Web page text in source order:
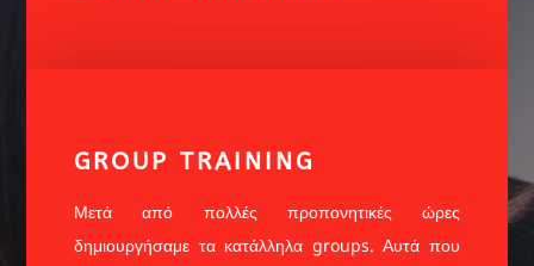
GROUP TRAINING
Μετά από πολλές προπονητικές ώρες
δημιουργήσαμε τα κατάλληλα groups. Αυτά που